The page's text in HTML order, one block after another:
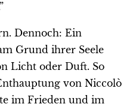
Dennoch: Ein
Grund ihrer Seele
Licht oder Duft. So
von Niccolò
im Frieden und im